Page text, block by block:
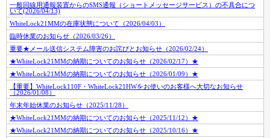
一般回線用通報装置からのSMS通報（ショートメッセージサービス）の不具合につ
いて(2026/04/13)
WhiteLock21MMの在庫状態について（2026/04/03）
臨時休業のお知らせ（2026/03/26）
重要★メール送信システム障害のお詫びとお知らせ（2026/02/24）
★WhiteLock21MMの納期についてのお知らせ（2026/02/17）★
★WhiteLock21MMの納期についてのお知らせ（2026/01/09）★
【重要】WhiteLock110F・WhiteLock21HWをお使いのお客様へ大切なお知らせ
（2026/01/08）
年末年始休業のお知らせ（2025/11/28）
★WhiteLock21MMの納期についてのお知らせ（2025/11/12）★
★WhiteLock21MMの納期についてのお知らせ（2025/10/16）★